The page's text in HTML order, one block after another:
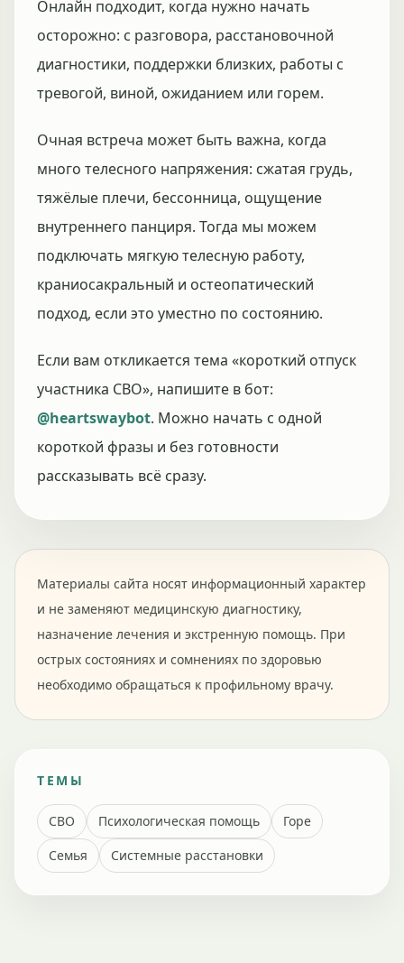
Онлайн подходит, когда нужно начать
осторожно: с разговора, расстановочной
диагностики, поддержки близких, работы с
тревогой, виной, ожиданием или горем.
Очная встреча может быть важна, когда
много телесного напряжения: сжатая грудь,
тяжёлые плечи, бессонница, ощущение
внутреннего панциря. Тогда мы можем
подключать мягкую телесную работу,
краниосакральный и остеопатический
подход, если это уместно по состоянию.
Если вам откликается тема «короткий отпуск
участника СВО», напишите в бот:
@heartswaybot. Можно начать с одной
короткой фразы и без готовности
рассказывать всё сразу.
Материалы сайта носят информационный характер
и не заменяют медицинскую диагностику,
назначение лечения и экстренную помощь. При
острых состояниях и сомнениях по здоровью
необходимо обращаться к профильному врачу.
ТЕМЫ
СВО Психологическая помощь
Горе
Семья
Системные расстановки